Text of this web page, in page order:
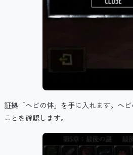
証拠「ヘビの体」を手に入れます。ヘ
ことを確認します。